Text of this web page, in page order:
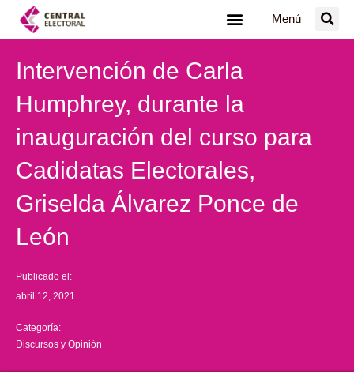
Menú
Intervención de Carla
Humphrey, durante la
inauguración del curso para
Cadidatas Electorales,
Griselda Álvarez Ponce de
León
Publicado el:
abril 12, 2021
Categoría:
Discursos y Opinión